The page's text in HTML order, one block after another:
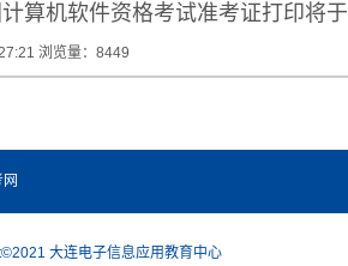
算机软件资格考试准考证打印将
浏览量：8449
大连电子信息应用教育中心